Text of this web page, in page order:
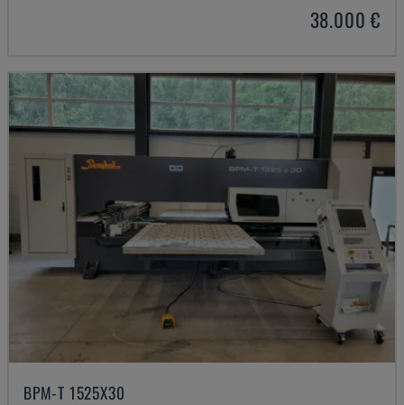
38.000 €
BPM-T 1525X30